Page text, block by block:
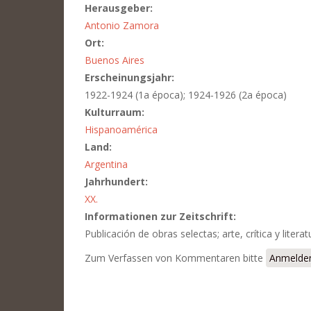
Herausgeber:
Antonio Zamora
Ort:
Buenos Aires
Erscheinungsjahr:
1922-1924 (1a época); 1924-1926 (2a época)
Kulturraum:
Hispanoamérica
Land:
Argentina
Jahrhundert:
XX.
Informationen zur Zeitschrift:
Publicación de obras selectas; arte, crítica y
Zum Verfassen von Kommentaren bitte